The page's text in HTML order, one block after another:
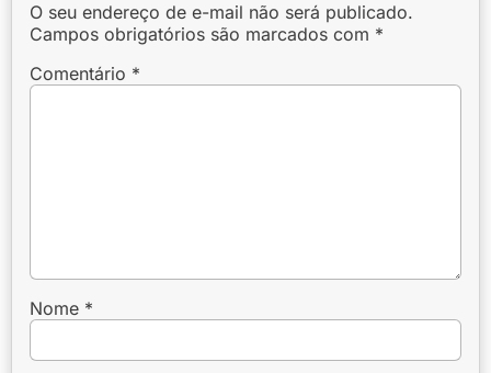
O seu endereço de e-mail não será publicado.
Campos obrigatórios são marcados com *
Comentário *
Nome *